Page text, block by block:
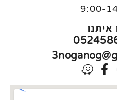
9:00-
איתנו